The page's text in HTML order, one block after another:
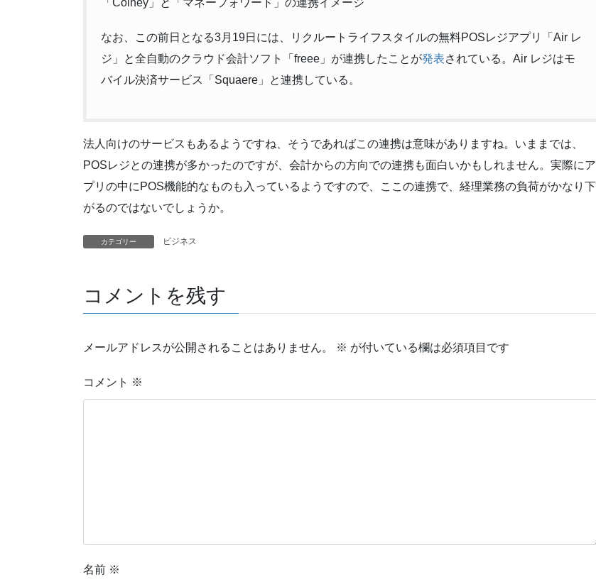
「Coiney」と「マネーフォワード」の連携イメージ
なお、この前日となる3月19日には、リクルートライフスタイルの無料POSレジアプリ「Air レ
ジ」と全自動のクラウド会計ソフト「freee」が連携したことが発表されている。Air レジはモ
バイル決済サービス「Squaere」と連携している。
法人向けのサービスもあるようですね、そうであればこの連携は意味がありますね。いままでは、
POSレジとの連携が多かったのですが、会計からの方向での連携も面白いかもしれません。実際にア
プリの中にPOS機能的なものも入っているようですので、ここの連携で、経理業務の負荷がかなり下
がるのではないでしょうか。
カテゴリー ビジネス
コメントを残す
メールアドレスが公開されることはありません。 ※ が付いている欄は必須項目です
コメント ※
名前 ※